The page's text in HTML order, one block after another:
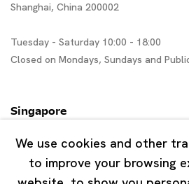
Shanghai, China 200002
Tuesday - Saturday 10:00 - 18:00
Closed on Mondays, Sundays and
Singapore
7 Lock Road, #02-13 Gillman Barracks
We use cookies and other
to improve your browsing